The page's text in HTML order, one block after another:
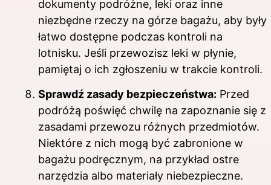
dokumenty podróżne, leki oraz inne
niezbędne rzeczy na górze bagażu, aby były
łatwo dostępne podczas kontroli na
lotnisku. Jeśli przewozisz leki w płynie,
pamiętaj o ich zgłoszeniu w trakcie kontroli.
Sprawdź zasady bezpieczeństwa: Przed
podróżą poświęć chwilę na zapoznanie się z
zasadami przewozu różnych przedmiotów.
Niektóre z nich mogą być zabronione w
bagażu podręcznym, na przykład ostre
narzędzia albo materiały niebezpieczne.